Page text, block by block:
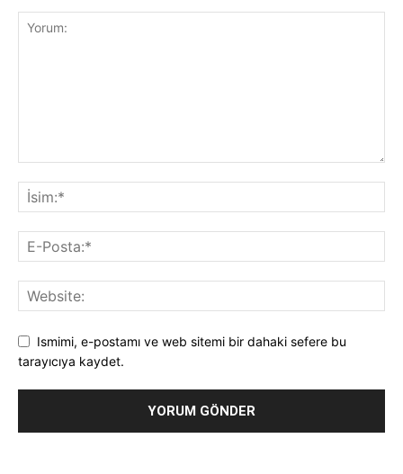
Ismimi, e-postamı ve web sitemi bir dahaki sefere bu
tarayıcıya kaydet.